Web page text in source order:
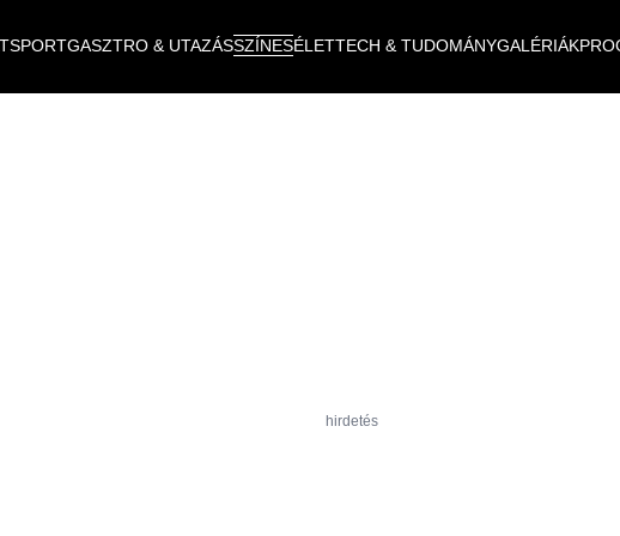
SPORTGASZTRO & UTAZÁSSZÍNESÉLETTECH & TUDOMÁNYGALÉRIÁK
hirdetés